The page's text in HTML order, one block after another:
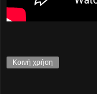
Κοινή χρήση